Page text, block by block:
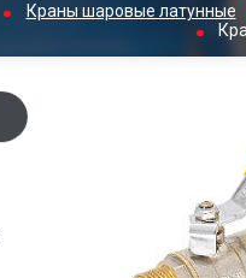
Краны шаровые латунные